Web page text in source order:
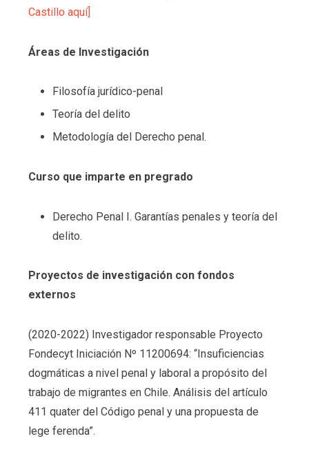
Castillo aquí]
Áreas de Investigación
Filosofía jurídico-penal
Teoría del delito
Metodología del Derecho penal.
Curso que imparte en pregrado
Derecho Penal I. Garantías penales y teoría del
delito.
Proyectos de investigación con fondos
externos
(2020-2022) Investigador responsable Proyecto
Fondecyt Iniciación Nº 11200694: “Insuficiencias
dogmáticas a nivel penal y laboral a propósito del
trabajo de migrantes en Chile. Análisis del artículo
411 quater del Código penal y una propuesta de
lege ferenda”.